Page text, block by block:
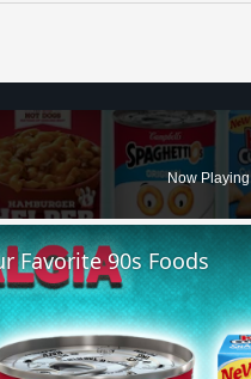
Now Playing
Favorite 90s Foods